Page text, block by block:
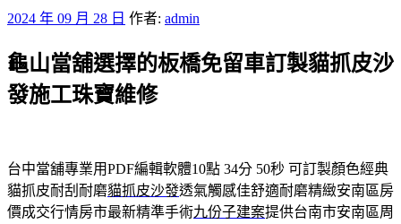
發
於
2024 年 09 月 28 日 作者: admin
龜山當舖選擇的板橋免留車訂製貓抓皮沙
發施工珠寶維修
台中當舖專業用PDF編輯軟體10點 34分 50秒 可訂製顏色經典
貓抓皮耐刮耐磨貓抓皮沙發透氣觸感佳舒適耐磨精緻安南區房
價成交行情房市最新精準手術九份子建案提供台南市安南區周